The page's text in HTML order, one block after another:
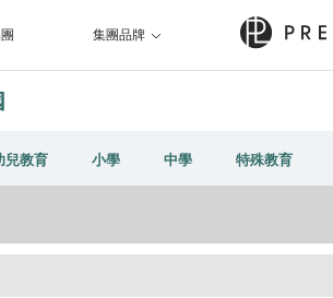
集團品牌
兒教育 小學 中學 特殊教育